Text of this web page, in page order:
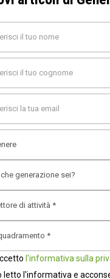
l'informativa sulla
letto l'informativa e